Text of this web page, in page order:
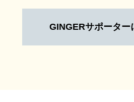
GINGERサポーター